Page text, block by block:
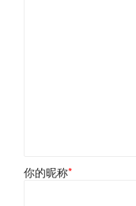
你的昵称*